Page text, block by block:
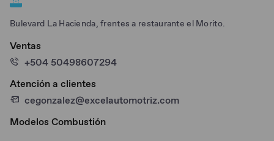
Bulevard La Hacienda, frentes a restaurante el Morito.
Ventas
+504 50498607294
Atención a clientes
cegonzalez@excelautomotriz.com
Modelos Combustión